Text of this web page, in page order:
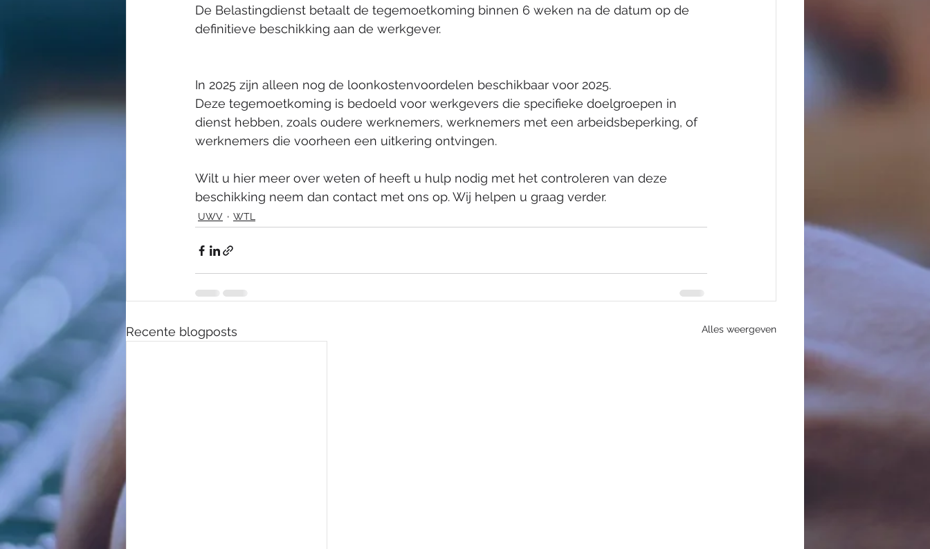
De Belastingdienst betaalt de tegemoetkoming binnen 6 weken na de datum op de
definitieve beschikking aan de werkgever.
In 2025 zijn alleen nog de loonkostenvoordelen beschikbaar voor 2025.
Deze tegemoetkoming is bedoeld voor werkgevers die specifieke doelgroepen in
dienst hebben, zoals oudere werknemers, werknemers met een arbeidsbeperking, of
werknemers die voorheen een uitkering ontvingen.
Wilt u hier meer over weten of heeft u hulp nodig met het controleren van deze
beschikking neem dan contact met ons op. Wij helpen u graag verder.
UWV WTL
Recente blogposts Alles weergeven